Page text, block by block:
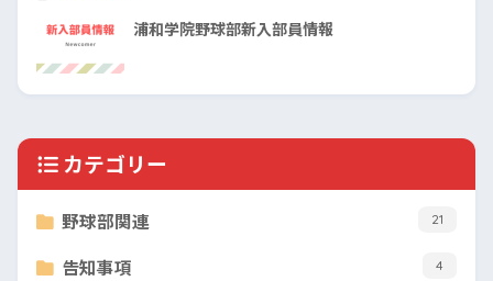
浦和学院野球部新入部員情報
カテゴリー
野球部関連 21
告知事項 4